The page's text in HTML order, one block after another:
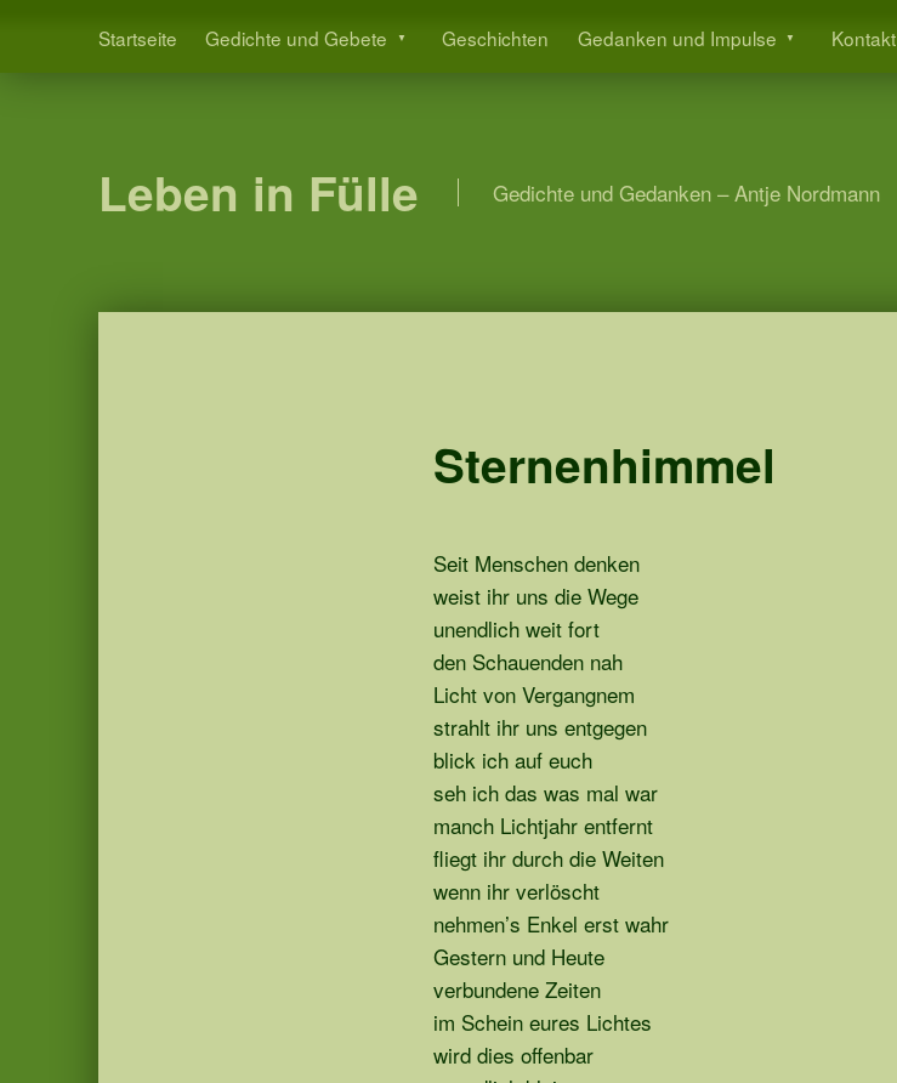
Startseite
Gedichte und Gebete Geschichten Gedanken und Impulse Kontakt
Leben in Fülle Gedichte und Gedanken – Antje Nordmann
Sternenhimmel
Seit Menschen denken
weist ihr uns die Wege
unendlich weit fort
den Schauenden nah
Licht von Vergangnem
strahlt ihr uns entgegen
blick ich auf euch
seh ich das was mal war
manch Lichtjahr entfernt
fliegt ihr durch die Weiten
wenn ihr verlöscht
nehmen’s Enkel erst wahr
Gestern und Heute
verbundene Zeiten
im Schein eures Lichtes
wird dies offenbar